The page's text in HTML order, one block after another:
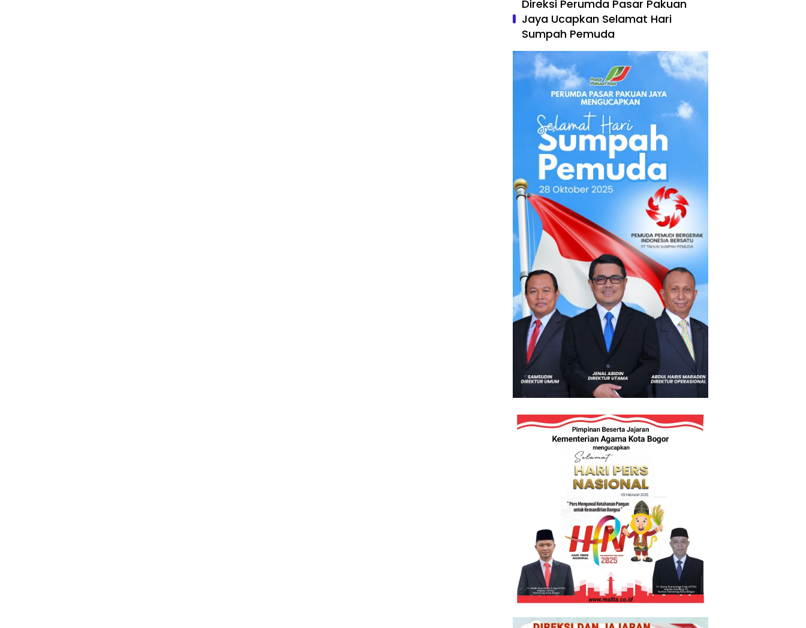
Direksi Perumda Pasar Pakuan
Jaya Ucapkan Selamat Hari
Sumpah Pemuda